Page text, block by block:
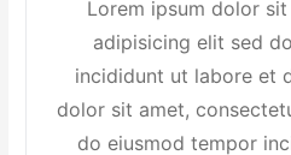
Lorem ipsum dolor
adipisicing elit sed
incididunt ut labore et
dolor sit amet,
do eiusmod tempor